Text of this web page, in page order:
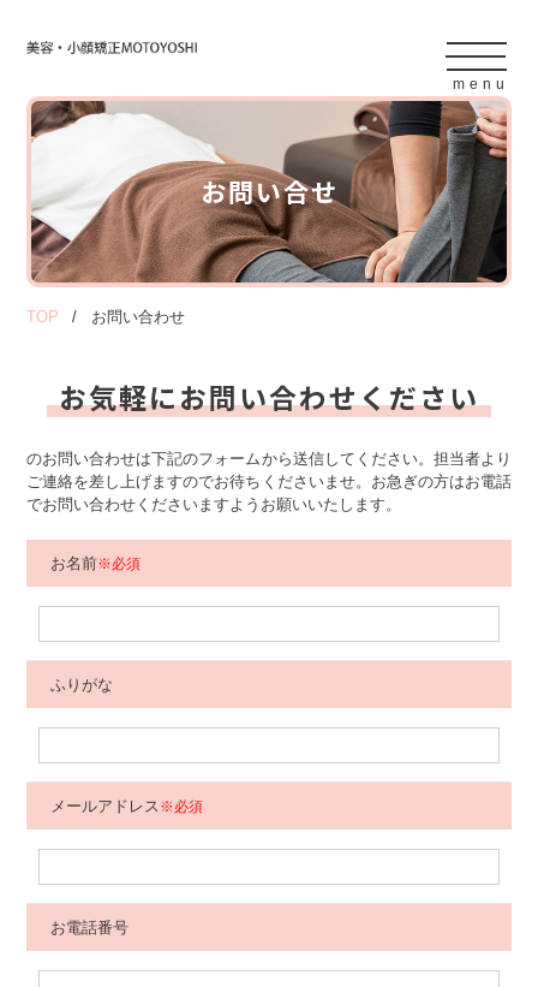
menu
お問い合せ
TOP お問い合わせ
お気軽にお問い合わせください
のお問い合わせは下記のフォームから送信してください。担当者より
ご連絡を差し上げますのでお待ちくださいませ。お急ぎの方はお電話
でお問い合わせくださいますようお願いいたします。
お名前※必須
ふりがな
メールアドレス※必須
お電話番号